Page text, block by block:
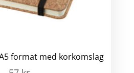
format med korkomslag